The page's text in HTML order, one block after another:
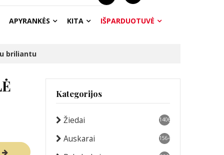
APYRANKĖS KITA IŠPARDUOTUVĖ
briliantu
Kategorijos
Žiedai 1406
Auskarai 1564